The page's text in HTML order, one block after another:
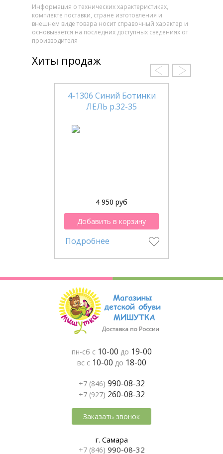
Информация о технических характеристиках,
комплекте поставки, стране изготовления и
внешнем виде товара носит справочный характер и
основывается на последних доступных сведениях от
производителя
Хиты продаж
4-1306 Синий Ботинки
ЛЕЛЬ р.32-35
4 950 руб
Добавить в корзину
Подробнее
пн-сб с 10-00 до 19-00
вс с 10-00 до 18-00
+7 (846) 990-08-32
+7 (927) 260-08-32
Заказать звонок
г. Самара
+7 (846) 990-08-32